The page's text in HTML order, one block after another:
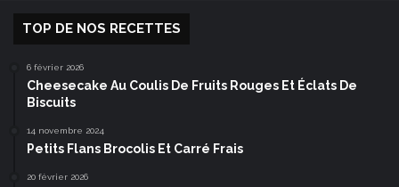
TOP DE NOS RECETTES
6 février 2026
Cheesecake Au Coulis De Fruits Rouges Et Éclats De
Biscuits
14 novembre 2024
Petits Flans Brocolis Et Carré Frais
20 février 2026